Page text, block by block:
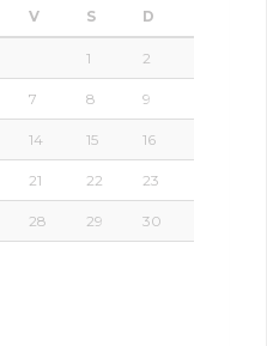
V S D
1 2
7 8 9
14 15 16
21 22 23
28 29 30